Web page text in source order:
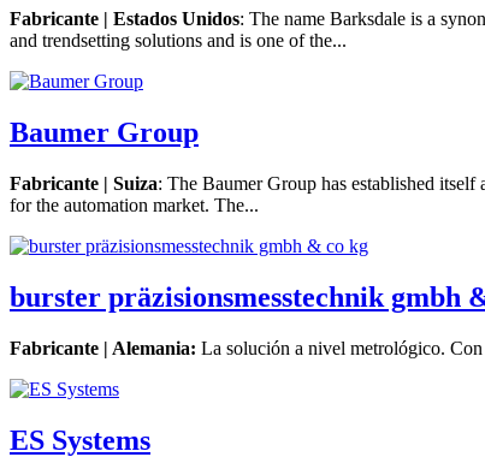
Fabricante | Estados Unidos: The name Barksdale is a
and trendsetting solutions and is one of the...
Baumer Group
Fabricante | Suiza: The Baumer Group has established
for the automation market. The...
burster präzisionsmesstechnik gmbh
Fabricante | Alemania: La solución a nivel metrológico. Con
ES Systems